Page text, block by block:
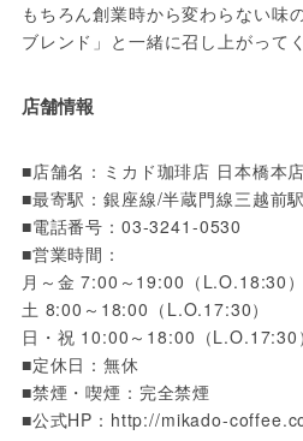
もちろん創業時から変わらない味
ブレンド」と一緒に召し上がって
店舗情報
■店舗名：ミカド珈琲店 日本橋本店
■最寄駅：銀座線/半蔵門線三越前
■電話番号：03-3241-0530
■営業時間：
月～金 7:00～19:00（L.O.18:30）
土 8:00～18:00（L.O.17:30）
日・祝 10:00～18:00（L.O.17:30）
■定休日：無休
■禁煙・喫煙：完全禁煙
■公式HP：http://mikado-